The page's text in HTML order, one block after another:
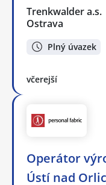
Trenkwalder a.s.
Ostrava
Plný úvazek
včerejší
Operátor
Ústí nad